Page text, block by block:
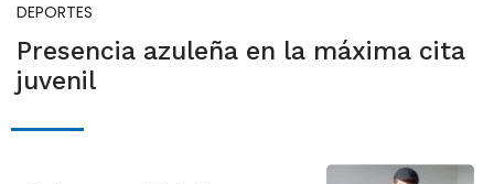
DEPORTES
Presencia azuleña en la máxima cita
juvenil